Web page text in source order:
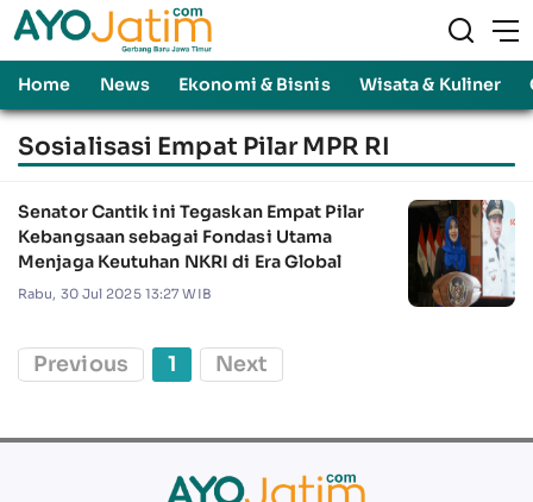
Home News Ekonomi & Bisnis Wisata & Kuliner
Sosialisasi Empat Pilar MPR RI
Senator Cantik ini Tegaskan Empat Pilar
Kebangsaan sebagai Fondasi Utama
Menjaga Keutuhan NKRI di Era Global
Rabu, 30 Jul 2025 13:27 WIB
Previous 1 Next